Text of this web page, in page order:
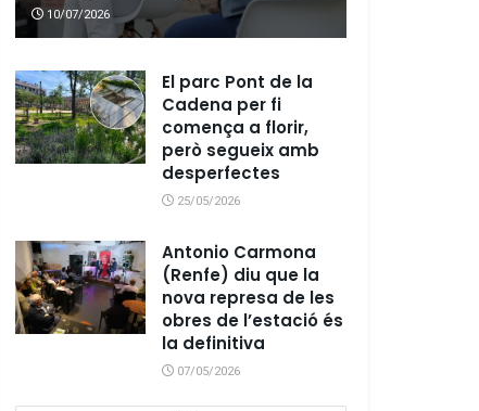
10/07/2026
El parc Pont de la
Cadena per fi
comença a florir,
però segueix amb
desperfectes
25/05/2026
Antonio Carmona
(Renfe) diu que la
nova represa de les
obres de l’estació és
la definitiva
07/05/2026